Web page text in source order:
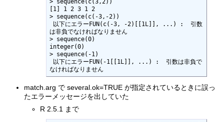
> sequence(c(3,2))
[1] 1 2 3 1 2
> sequence(c(-3,-2))
は非負でなければなりません
> sequence(0)
integer(0)
> sequence(-1)
なければなりません
match.arg で several.ok=TRUE が指定されているときに誤っ
たエラーメッセージを出していた
R 2.5.1 まで